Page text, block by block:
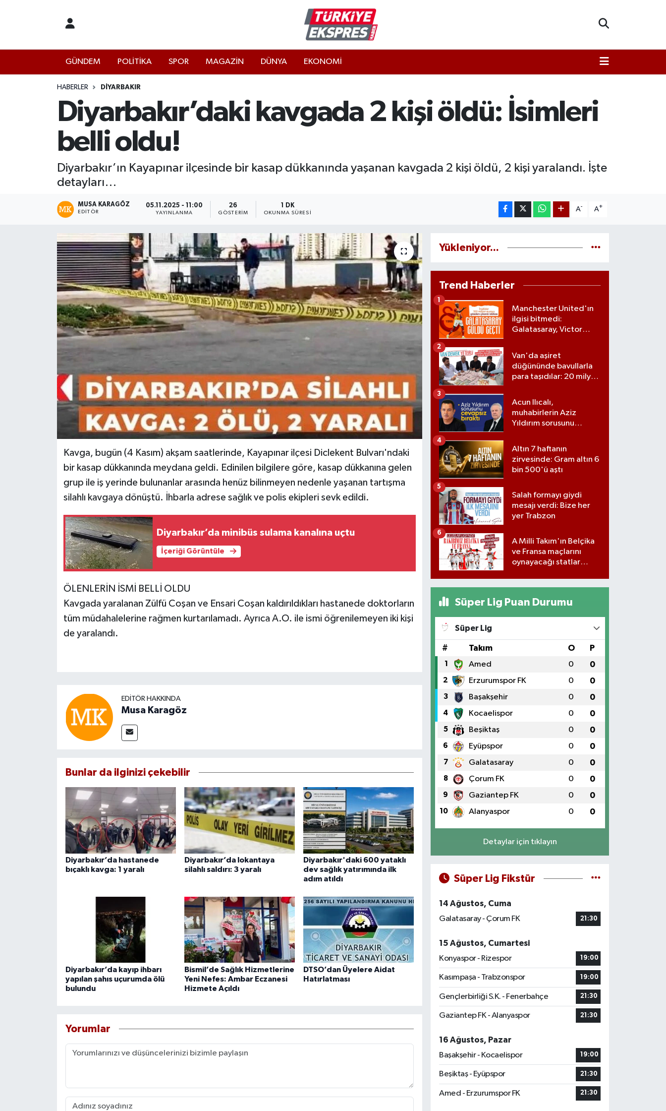
GÜNDEM POLİTİKA SPOR MAGAZİN DÜNYA EKONOMİ
HABERLER DIYARBAKIR
Diyarbakır’daki kavgada 2 kişi öldü: İsimleri
belli oldu!
Diyarbakır’ın Kayapınar ilçesinde bir kasap dükkanında yaşanan kavgada 2 kişi öldü, 2 kişi yaralandı. İşte
detayları…
MUSA KARAGÖZ
EDITÖR
05.11.2025 - 11:00
YAYINLANMA
26
GÖSTERIM
1 DK
OKUNMA SÜRESI
A- A+
Kavga, bugün (4 Kasım) akşam saatlerinde, Kayapınar ilçesi Diclekent Bulvarı'ndaki
bir kasap dükkanında meydana geldi. Edinilen bilgilere göre, kasap dükkanına gelen
grup ile iş yerinde bulunanlar arasında henüz bilinmeyen nedenle yaşanan tartışma
silahlı kavgaya dönüştü. İhbarla adrese sağlık ve polis ekipleri sevk edildi.
Diyarbakır’da minibüs sulama kanalına uçtu
İçeriği Görüntüle
ÖLENLERİN İSMİ BELLİ OLDU
Kavgada yaralanan Zülfü Coşan ve Ensari Coşan kaldırıldıkları hastanede doktorların
tüm müdahalelerine rağmen kurtarılamadı. Ayrıca A.O. ile ismi öğrenilemeyen iki kişi
de yaralandı.
EDITÖR HAKKINDA
Musa Karagöz
Bunlar da ilginizi çekebilir
Diyarbakır’da hastanede
bıçaklı kavga: 1 yaralı
Diyarbakır’da lokantaya
silahlı saldırı: 3 yaralı
Diyarbakır'daki 600 yataklı
dev sağlık yatırımında ilk
adım atıldı
Diyarbakır’da kayıp ihbarı
yapılan şahıs uçurumda ölü
bulundu
Bismil’de Sağlık Hizmetlerine
Yeni Nefes: Ambar Eczanesi
Hizmete Açıldı
DTSO’dan Üyelere Aidat
Hatırlatması
Yorumlar
Yükleniyor...
Trend Haberler
Manchester United'ın
ilgisi bitmedi:
Galatasaray, Victor
verdi
1
Van'da aşiret
düğününde bavullarla
para taşıdılar: 20 milyon
2
Acun Ilıcalı,
muhabirlerin Aziz
Yıldırım sorusunu
3
Altın 7 haftanın
zirvesinde: Gram altın 6
bin 500'ü aştı
4
Salah formayı giydi
mesajı verdi: Bize her
yer Trabzon
5
A Milli Takım'ın Belçika
ve Fransa maçlarını
oynayacağı statlar
6
Süper Lig Puan Durumu
Süper Lig
# Takım O P
1 Amed 0 0
2 Erzurumspor FK 0 0
3 Başakşehir 0 0
4 Kocaelispor 0 0
5 Beşiktaş 0 0
6 Eyüpspor 0 0
7 Galatasaray 0 0
8 Çorum FK 0 0
9 Gaziantep FK 0 0
10 Alanyaspor 0 0
Detaylar için tıklayın
Süper Lig Fikstür
14 Ağustos, Cuma
Galatasaray - Çorum FK
21:30
15 Ağustos, Cumartesi
Konyaspor - Rizespor
19:00
Kasımpaşa - Trabzonspor 19:00
Gençlerbirliği S.K. - Fenerbahçe 21:30
Gaziantep FK - Alanyaspor 21:30
16 Ağustos, Pazar
Başakşehir - Kocaelispor
19:00
Beşiktaş - Eyüpspor 21:30
Amed - Erzurumspor FK 21:30
İstanbul Hava Durumu
İstanbul Namaz Vakitleri
İstanbul Trafik Yoğunluk Haritası
Süper Lig Puan Durumu ve Fikstür
Tüm Manşetler
Son Dakika Haberleri
Haber Arşivi